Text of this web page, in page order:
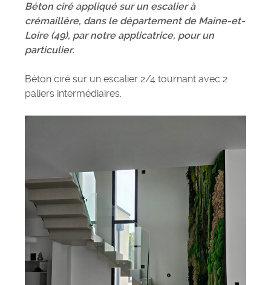
Béton ciré appliqué sur un escalier à
crémaillère, dans le département de Maine-et-
Loire (49), par notre applicatrice, pour un
particulier.
Béton ciré sur un escalier 2/4 tournant avec 2
paliers intermédiaires.